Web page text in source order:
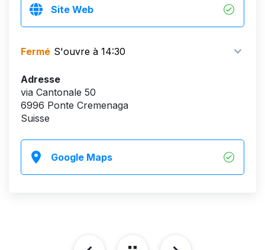
Site Web
Fermé S'ouvre à 14:30
Adresse
via Cantonale 50
6996 Ponte Cremenaga
Suisse
Google Maps